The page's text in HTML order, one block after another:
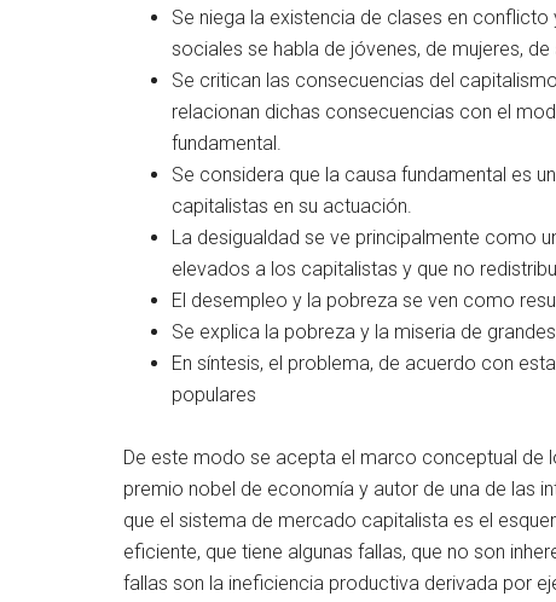
Se niega la existencia de clases en
sociales se habla de jóvenes, de mujeres,
Se critican las consecuencias del
relacionan dichas consecuencias con el
fundamental.
Se considera que la causa fundamental es
capitalistas en su actuación.
La desigualdad se ve principalmente como
elevados a los capitalistas y que no
El desempleo y la pobreza se ven como
Se explica la pobreza y la miseria de
En síntesis, el problema, de acuerdo con
populares
De este modo se acepta el marco conceptual de
premio nobel de economía y autor de una de las
que el sistema de mercado capitalista es el
eficiente, que tiene algunas fallas, que no son
fallas son la ineficiencia productiva derivada por